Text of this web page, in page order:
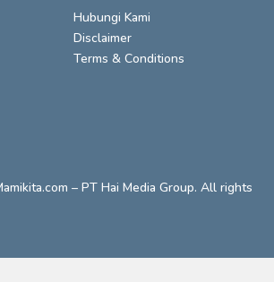
Hubungi Kami
Disclaimer
Terms & Conditions
– PT Hai Media Group. All rights